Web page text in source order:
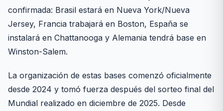
confirmada: Brasil estará en Nueva York/Nueva
Jersey, Francia trabajará en Boston, España se
instalará en Chattanooga y Alemania tendrá base en
Winston-Salem.
La organización de estas bases comenzó oficialmente
desde 2024 y tomó fuerza después del sorteo final del
Mundial realizado en diciembre de 2025. Desde